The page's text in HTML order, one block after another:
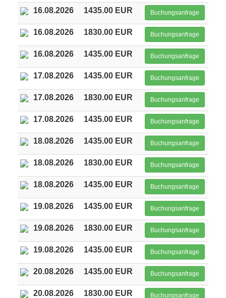
16.08.2026 1435.00 EUR Buchungsanfrage
16.08.2026 1830.00 EUR Buchungsanfrage
16.08.2026 1435.00 EUR Buchungsanfrage
17.08.2026 1435.00 EUR Buchungsanfrage
17.08.2026 1830.00 EUR Buchungsanfrage
17.08.2026 1435.00 EUR Buchungsanfrage
18.08.2026 1435.00 EUR Buchungsanfrage
18.08.2026 1830.00 EUR Buchungsanfrage
18.08.2026 1435.00 EUR Buchungsanfrage
19.08.2026 1435.00 EUR Buchungsanfrage
19.08.2026 1830.00 EUR Buchungsanfrage
19.08.2026 1435.00 EUR Buchungsanfrage
20.08.2026 1435.00 EUR Buchungsanfrage
20.08.2026 1830.00 EUR Buchungsanfrage